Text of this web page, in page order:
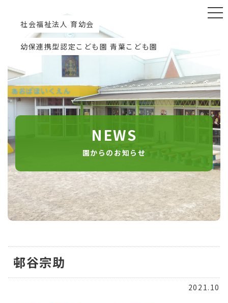
社会福祉法人 育幼会
幼保連携型認定こども園 青葉こども園
NEWS
園からのお知らせ
邨谷宗助
2021.10